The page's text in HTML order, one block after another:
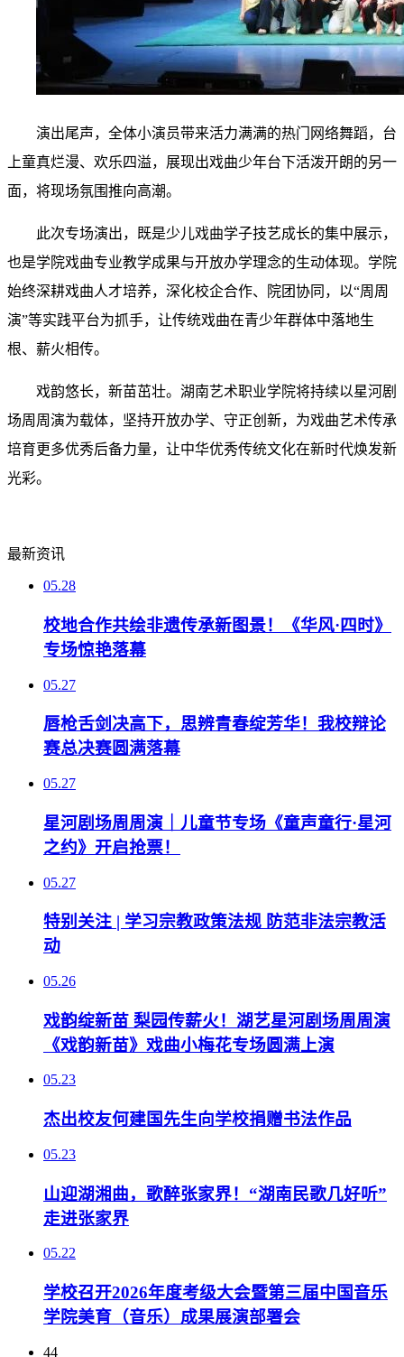
演出尾声，全体小演员带来活力满满的热门网络舞蹈，台
上童真烂漫、欢乐四溢，展现出戏曲少年台下活泼开朗的另一
面，将现场氛围推向高潮。
此次专场演出，既是少儿戏曲学子技艺成长的集中展示，
也是学院戏曲专业教学成果与开放办学理念的生动体现。学院
始终深耕戏曲人才培养，深化校企合作、院团协同，以“周周
演”等实践平台为抓手，让传统戏曲在青少年群体中落地生
根、薪火相传。
戏韵悠长，新苗茁壮。湖南艺术职业学院将持续以星河剧
场周周演为载体，坚持开放办学、守正创新，为戏曲艺术传承
培育更多优秀后备力量，让中华优秀传统文化在新时代焕发新
光彩。
最新资讯
05.28
校地合作共绘非遗传承新图景！《华风·四时》
专场惊艳落幕
05.27
唇枪舌剑决高下，思辨青春绽芳华！我校辩论
赛总决赛圆满落幕
05.27
星河剧场周周演｜儿童节专场《童声童行·星河
之约》开启抢票！
05.27
特别关注 | 学习宗教政策法规 防范非法宗教活
动
05.26
戏韵绽新苗 梨园传薪火！湖艺星河剧场周周演
《戏韵新苗》戏曲小梅花专场圆满上演
05.23
杰出校友何建国先生向学校捐赠书法作品
05.23
山迎湖湘曲，歌醉张家界！“湖南民歌几好听”
走进张家界
05.22
学校召开2026年度考级大会暨第三届中国音乐
学院美育（音乐）成果展演部署会
44